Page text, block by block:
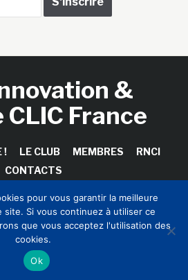
&
France
! LE CLUB MEMBRES
RNCI
CONTACTS
Innovation & Culture CLIC France /
Conseils
pour vous garantir la meilleure
Si vous continuez à utiliser ce
que vous acceptez l'utilisation des
cookies.
Ok